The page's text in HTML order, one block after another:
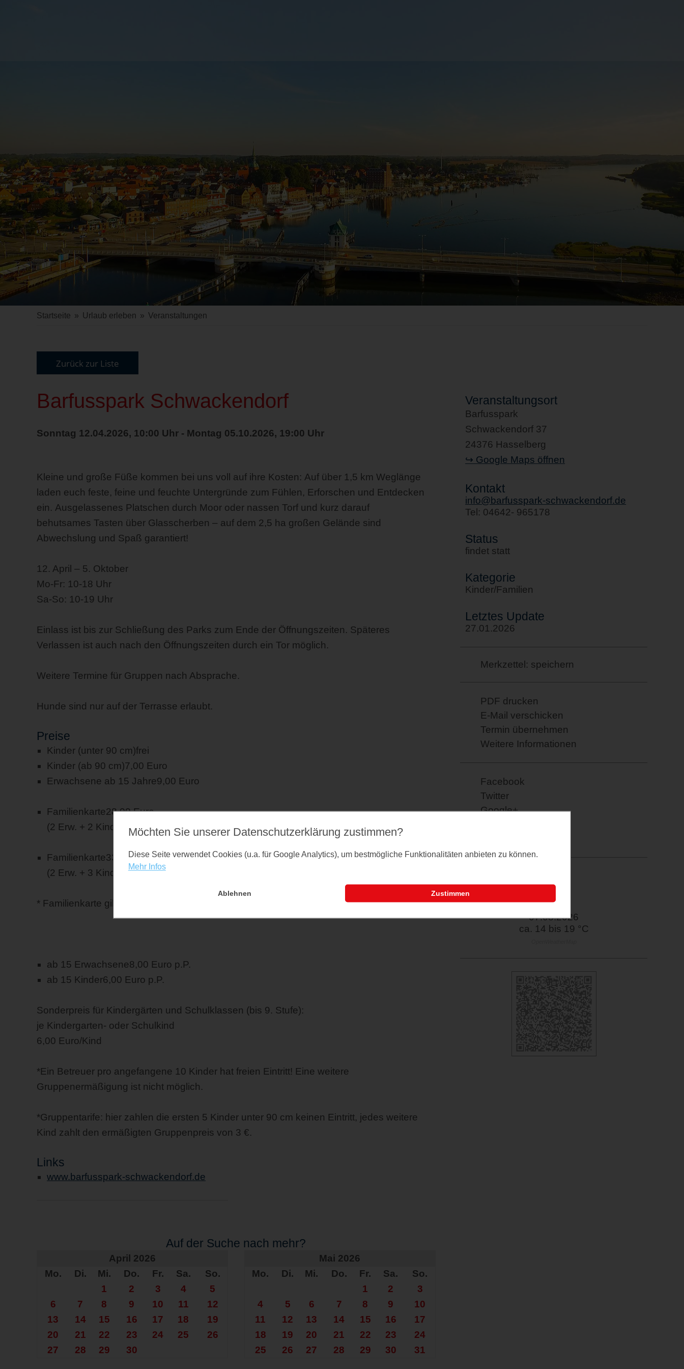
Startseite » Urlaub erleben » Veranstaltungen
Zurück zur Liste
Barfusspark Schwackendorf
Sonntag 12.04.2026, 10:00 Uhr - Montag 05.10.2026, 19:00 Uhr
Kleine und große Füße kommen bei uns voll auf ihre Kosten: Auf über 1,5 km Weglänge
laden euch feste, feine und feuchte Untergründe zum Fühlen, Erforschen und Entdecken
ein. Ausgelassenes Platschen durch Moor oder nassen Torf und kurz darauf
behutsames Tasten über Glasscherben – auf dem 2,5 ha großen Gelände sind
Abwechslung und Spaß garantiert!
12. April – 5. Oktober
Mo-Fr: 10-18 Uhr
Sa-So: 10-19 Uhr
Einlass ist bis zur Schließung des Parks zum Ende der Öffnungszeiten. Späteres
Verlassen ist auch nach den Öffnungszeiten durch ein Tor möglich.
Weitere Termine für Gruppen nach Absprache.
Hunde sind nur auf der Terrasse erlaubt.
Preise
Kinder (unter 90 cm)frei
Kinder (ab 90 cm)7,00 Euro
Erwachsene ab 15 Jahre9,00 Euro
Familienkarte28,00 Euro
(2 Erw. + 2 Kinder)*
Familienkarte33,00 Euro
(2 Erw. + 3 Kinder)*
* Familienkarte gilt nur für eigene Kinder
ab 15 Erwachsene8,00 Euro p.P.
ab 15 Kinder6,00 Euro p.P.
Sonderpreis für Kindergärten und Schulklassen (bis 9. Stufe):
je Kindergarten- oder Schulkind
6,00 Euro/Kind
*Ein Betreuer pro angefangene 10 Kinder hat freien Eintritt! Eine weitere
Gruppenermäßigung ist nicht möglich.
*Gruppentarife: hier zahlen die ersten 5 Kinder unter 90 cm keinen Eintritt, jedes weitere
Kind zahlt den ermäßigten Gruppenpreis von 3 €.
Links
www.barfusspark-schwackendorf.de
Auf der Suche nach mehr?
April 2026
Mo.
Di. Mi. Do. Fr. Sa.
So.
1
2 3 4
5
6
7 8 9 10 11
12
13
14 15 16 17 18
19
20
21 22 23 24 25
26
27
28 29 30
Mai 2026
Mo.
Di. Mi. Do. Fr. Sa.
So.
1
2
3
4
5 6 7 8 9
10
11
12 13 14 15 16
17
18
19 20 21 22 23
24
25
26 27 28 29 30 31
Veranstaltungsort
Barfusspark
Schwackendorf 37
24376 Hasselberg
↪ Google Maps öffnen
Kontakt
info@barfusspark-schwackendorf.de
Tel: 04642- 965178
Status
findet statt
Kategorie
Kinder/Familien
Letztes Update
27.01.2026
Merkzettel: speichern
PDF drucken
E-Mail verschicken
Termin übernehmen
Weitere Informationen
Facebook
Twitter
Google+
07.08.2026
ca. 14 bis 19 °C
Möchten Sie unserer Datenschutz­erklärung zustimmen?
Diese Seite verwendet Cookies (u.a. für Google Analytics), um bestmögliche Funktionalitäten anbieten zu können.
Mehr Infos
Ablehnen Zustimmen